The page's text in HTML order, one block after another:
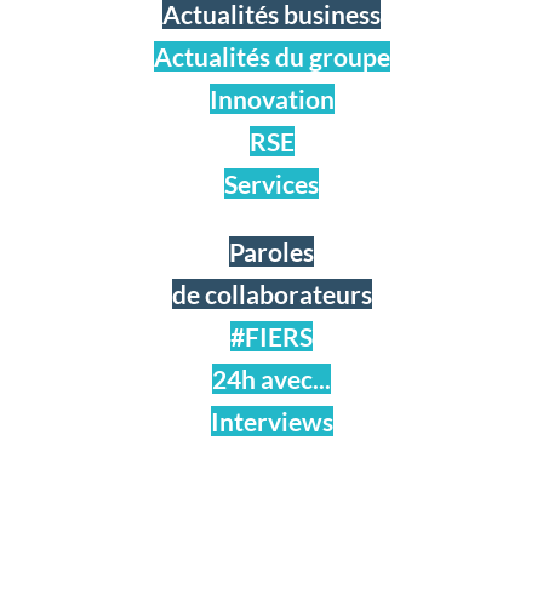
Actualités business
Actualités du groupe
Innovation
RSE
Services
Paroles
de collaborateurs
#FIERS
24h avec...
Interviews